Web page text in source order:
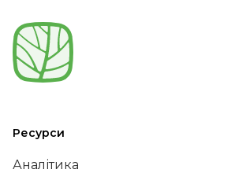
Ресурси
Аналітика